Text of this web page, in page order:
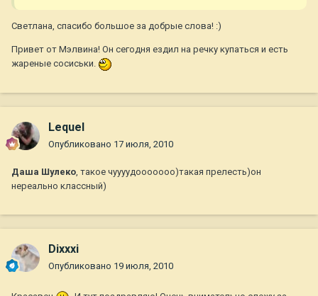
Светлана, спасибо большое за добрые слова! :)
Привет от Мэлвина! Он сегодня ездил на речку купаться и есть
жареные сосиськи.
Lequel
Опубликовано 17 июля, 2010
Даша Шулеко, такое чуууудооооооо)такая прелесть)он
нереально классный)
Dixxxi
Опубликовано 19 июля, 2010